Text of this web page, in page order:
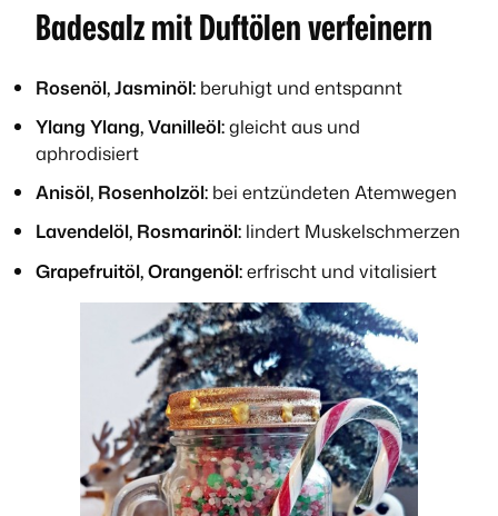
Badesalz mit Duftölen verfeinern
Rosenöl, Jasminöl: beruhigt und entspannt
Ylang Ylang, Vanilleöl:gleicht aus und
aphrodisiert
Anisöl, Rosenholzöl: bei entzündeten Atemwegen
Lavendelöl, Rosmarinöl: lindert Muskelschmerzen
Grapefruitöl, Orangenöl:erfrischt und vitalisiert